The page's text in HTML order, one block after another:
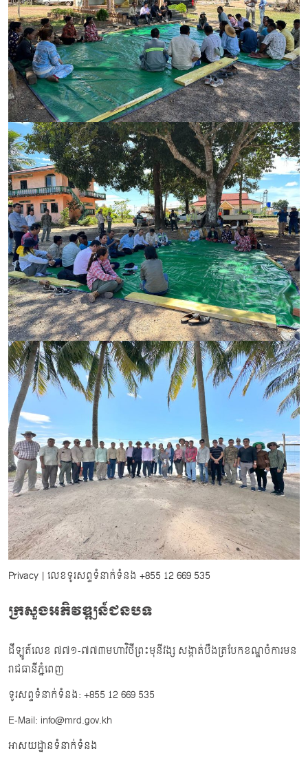
Privacy | លេខទូរសព្ទទំនាក់ទំនង +855 12 669 535
ក្រសួងអភិវឌ្ឍន៍ជនបទ
ដីឡូត៍លេខ ៧៧១-៧៧៣មហាវិថីព្រះមុនីវង្ស សង្កាត់បឹងត្របែកខណ្ឌចំការមន
រាជធានីភ្នំពេញ
ទូរសព្ទទំនាក់ទំនង: +855 12 669 535
E-Mail: info@mrd.gov.kh
អាសយដ្ឋានទំនាក់ទំនង